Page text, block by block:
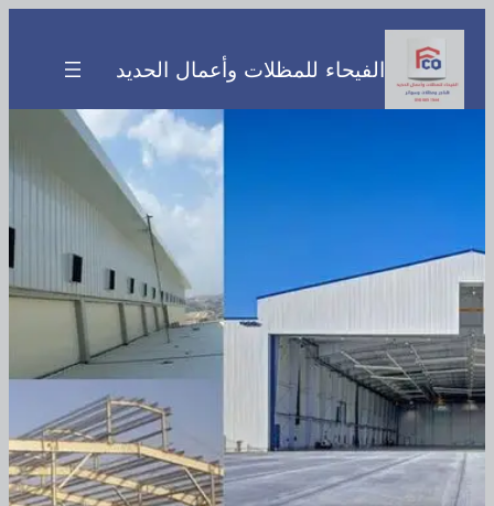
تخطى
المحتوى
الفيحاء للمظلات وأعمال الحديد